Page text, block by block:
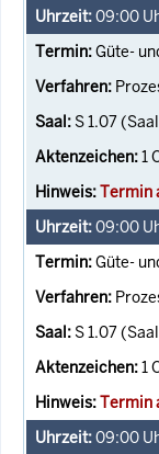
09:00
Güte-
S 1.07
1
Termin
09:00
Güte-
S 1.07
1
Termin
09:00